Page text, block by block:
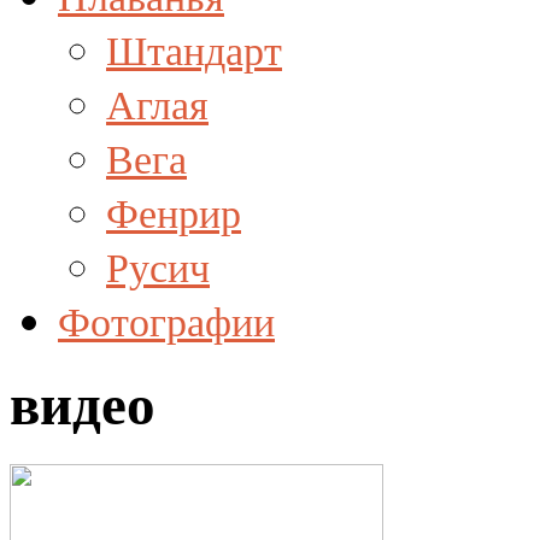
Штандарт
Аглая
Вега
Фенрир
Русич
Фотографии
видео